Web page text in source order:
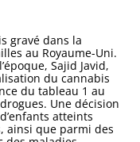
gravé dans la
au Royaume-Uni.
Sajid Javid,
du cannabis
du tableau 1 au
Une décision
atteints
ainsi que parmi des